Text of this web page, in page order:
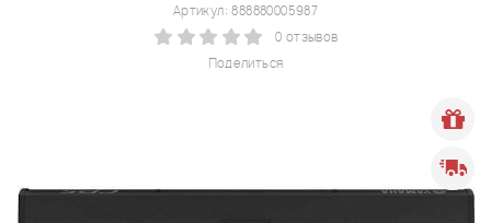
Поделиться
Артикул: 888880005987
0 отзывов